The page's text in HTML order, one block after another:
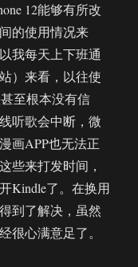
12能够有所改
的使用情况来
我每天上下班通
）来看，以往使
至根本没有信
听歌会中断，微
画APP也无法正
些来打发时间，
Kindle了。在换用
到了解决，虽然
很心满意足了。